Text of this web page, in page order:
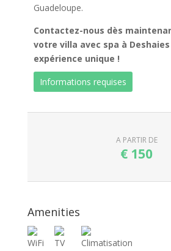
Guadeloupe.
Contactez-nous dès
votre villa avec spa à
expérience unique !
Informations requises
A PARTIR DE
€ 150
Amenities